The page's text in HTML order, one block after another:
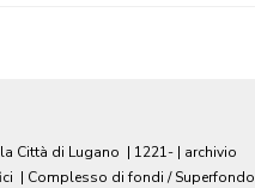
Città di Lugano | 1221- | archivio
| Complesso di fondi / Superfondo